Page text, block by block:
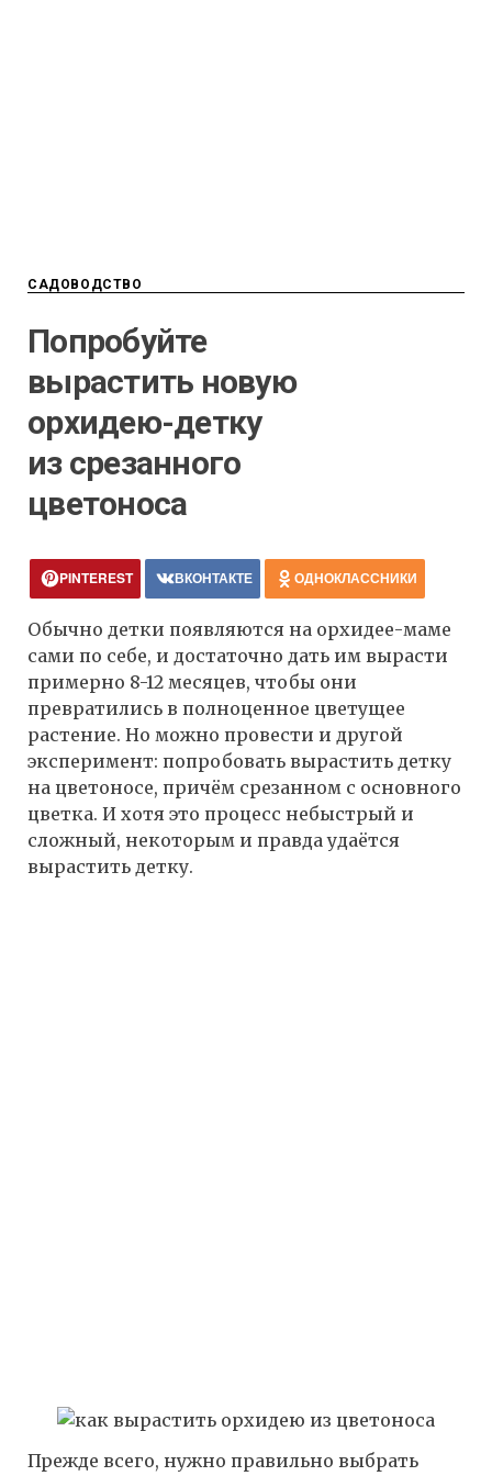
САДОВОДСТВО
Попробуйте
вырастить новую
орхидею-детку
из срезанного
цветоноса
PINTEREST ВКОНТАКТЕ ОДНОКЛАССНИКИ
Обычно детки появляются на орхидее-маме
сами по себе, и достаточно дать им вырасти
примерно 8-12 месяцев, чтобы они
превратились в полноценное цветущее
растение. Но можно провести и другой
эксперимент: попробовать вырастить детку
на цветоносе, причём срезанном с основного
цветка. И хотя это процесс небыстрый и
сложный, некоторым и правда удаётся
вырастить детку.
Прежде всего, нужно правильно выбрать